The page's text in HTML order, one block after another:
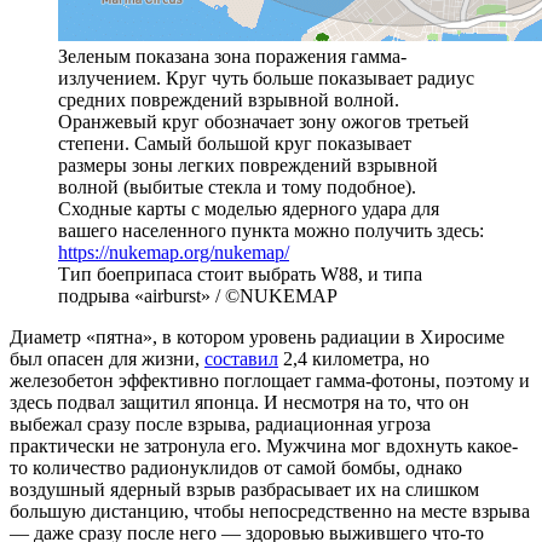
Зеленым показана зона поражения гамма-
излучением. Круг чуть больше показывает радиус
средних повреждений взрывной волной.
Оранжевый круг обозначает зону ожогов третьей
степени. Самый большой круг показывает
размеры зоны легких повреждений взрывной
волной (выбитые стекла и тому подобное).
Сходные карты с моделью ядерного удара для
вашего населенного пункта можно получить здесь:
https://nukemap.org/nukemap/
Тип боеприпаса стоит выбрать W88, и типа
подрыва «airburst» / ©NUKEMAP
Диаметр «пятна», в котором уровень радиации в Хиросиме
был опасен для жизни, составил 2,4 километра, но
железобетон эффективно поглощает гамма-фотоны, поэтому и
здесь подвал защитил японца. И несмотря на то, что он
выбежал сразу после взрыва, радиационная угроза
практически не затронула его. Мужчина мог вдохнуть какое-
то количество радионуклидов от самой бомбы, однако
воздушный ядерный взрыв разбрасывает их на слишком
большую дистанцию, чтобы непосредственно на месте взрыва
— даже сразу после него — здоровью выжившего что-то